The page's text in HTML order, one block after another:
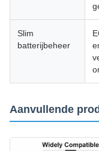
Slim
batterijbeheer
Aanvullende